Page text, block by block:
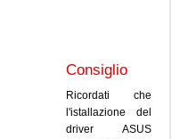
Consiglio
Ricordati che
l'istallazione del
driver ASUS